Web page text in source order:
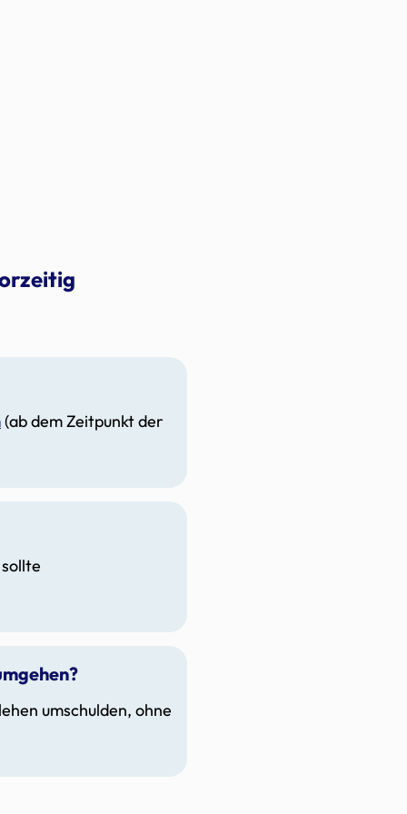
(ab dem Zeitpunkt der
umschulden, ohne